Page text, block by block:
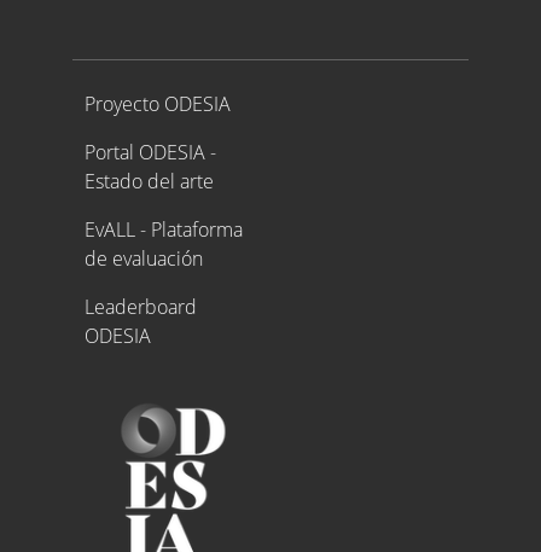
Proyecto ODESIA
Proyecto ODESIA
Portal ODESIA -
Estado del arte
EvALL - Plataforma
de evaluación
Leaderboard
ODESIA